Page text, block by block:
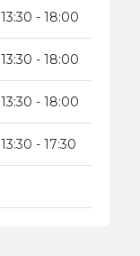
13:30 - 18:00
13:30 - 18:00
13:30 - 18:00
13:30 - 17:30